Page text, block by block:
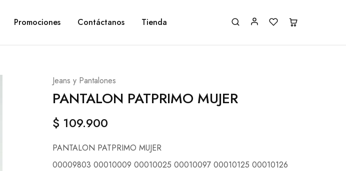
Promociones Contáctanos Tienda
Jeans y Pantalones
PANTALON PATPRIMO MUJER
$ 109.900
PANTALON PATPRIMO MUJER
00009803 00010009 00010025 00010097 00010125 00010126